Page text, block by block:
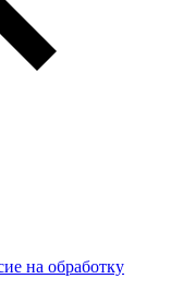
на обработку